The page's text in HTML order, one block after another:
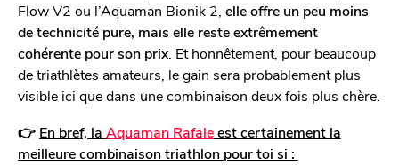
Flow V2 ou l’Aquaman Bionik 2, elle offre un peu moins
de technicité pure, mais elle reste extrêmement
cohérente pour son prix. Et honnêtement, pour beaucoup
de triathlètes amateurs, le gain sera probablement plus
visible ici que dans une combinaison deux fois plus chère.
👉 En bref, la Aquaman Rafaleest certainement la
meilleure combinaison triathlon pour toi si :